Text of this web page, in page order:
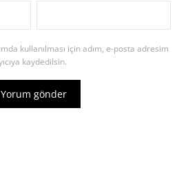
kullanılması için adım, e-posta adresim
kaydedilsin.